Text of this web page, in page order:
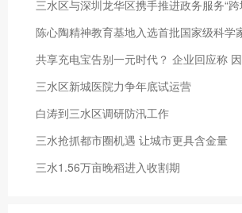
三水区与深圳龙华区携手推进政务服务“跨
陈心陶精神教育基地入选首批国家级科学
共享充电宝告别一元时代？ 企业回应称
三水区新城医院力争年底试运营
白涛到三水区调研防汛工作
三水抢抓都市圈机遇 让城市更具含金量
三水1.56万亩晚稻进入收割期